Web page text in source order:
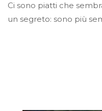
Ci sono piatti che
un segreto: sono più